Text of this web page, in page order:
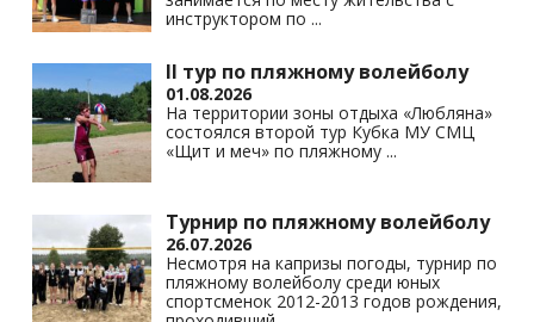
инструктором по ...
II тур по пляжному волейболу
01.08.2026
На территории зоны отдыха «Любляна»
состоялся второй тур Кубка МУ СМЦ
«Щит и меч» по пляжному ...
Турнир по пляжному волейболу
26.07.2026
Несмотря на капризы погоды, турнир по
пляжному волейболу среди юных
спортсменок 2012-2013 годов рождения,